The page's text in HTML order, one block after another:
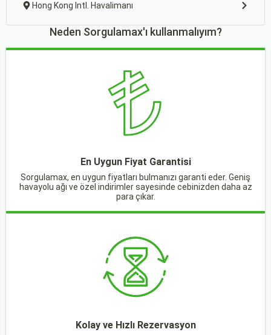
Hong Kong Intl. Havalimanı
Neden Sorgulamax'ı kullanmalıyım?
En Uygun Fiyat Garantisi
Sorgulamax, en uygun fiyatları bulmanızı garanti eder. Geniş
havayolu ağı ve özel indirimler sayesinde cebinizden daha az
para çıkar.
Kolay ve Hızlı Rezervasyon